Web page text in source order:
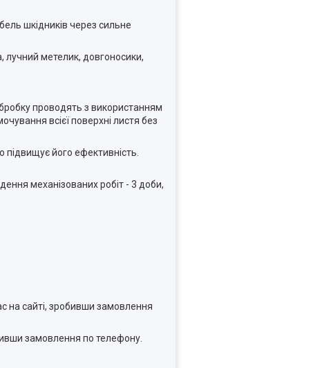
шкідників через сильне
лучний метелик, довгоносики,
проводять з використанням
всієї поверхні листя без
підвищує його ефективність.
механізованих робіт - 3 доби,
на сайті, зробивши замовлення
замовлення по телефону.